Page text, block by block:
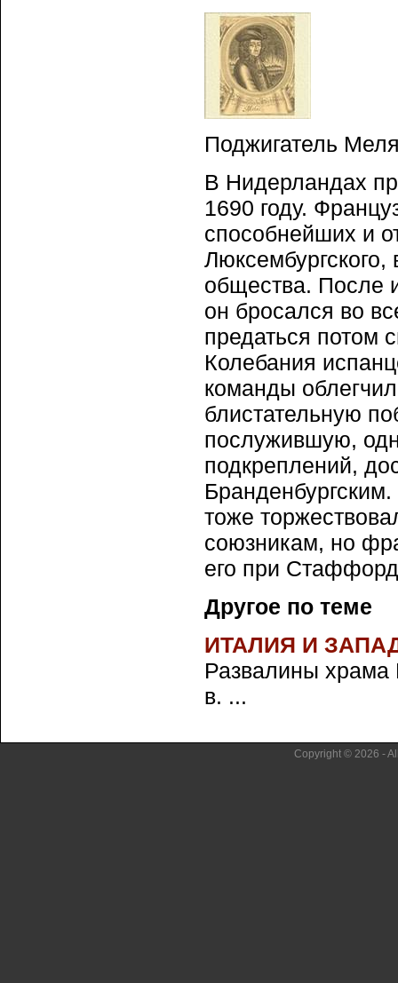
Поджигатель
В Нидерландах
1690 году.
способнейших и
общества. После
он бросался во
предаться потом
Колебания
команды
блистательную
послужившую,
подкреплений,
тоже
союзникам, но
его при
Другое по теме
ИТАЛИЯ И
Развалины храма
в. ...
Copyright © 2026 -